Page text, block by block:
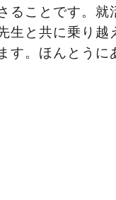
ることです。就
生と共に乗り越
す。ほんとうに